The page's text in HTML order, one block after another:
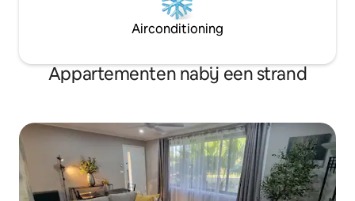
Airconditioning
Appartementen nabij een strand